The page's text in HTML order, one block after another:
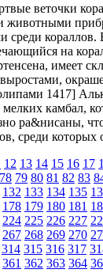
веточки
животными
кораллов.
на
имеет
1417]
камбал,
ра&нисаны,
среди
12 13 14 15 16 17
78 79 80 81 82 83
132 133 134 135
178 179 180 181
224 225 226 227
267 268 269 270
314 315 316 317
361 362 363 364